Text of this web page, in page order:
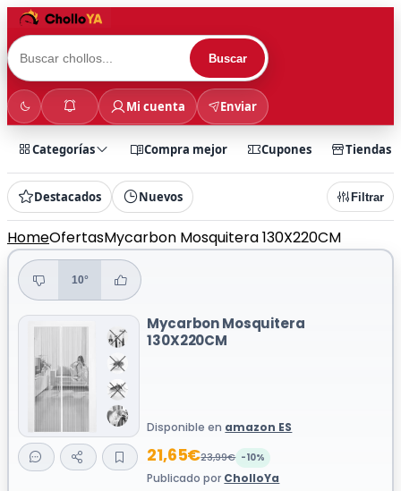
Buscar
Mi cuenta Enviar
Categorías Compra mejor Cupones Tiendas
Destacados Nuevos Filtrar
HomeOfertasMycarbon Mosquitera 130X220CM
10°
Mycarbon Mosquitera
130X220CM
Disponible en amazon ES
21,65€23,99€ -10%
Publicado por CholloYa